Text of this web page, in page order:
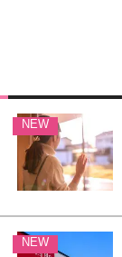
NEW
NEW